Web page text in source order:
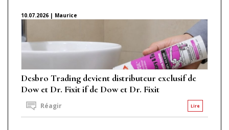
10.07.2026 | Maurice
Desbro Trading devient distributeur exclusif de
Dow et Dr. Fixit if de Dow et Dr. Fixit
Lire
Réagir